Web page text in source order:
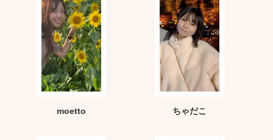
moetto ちゃだこ